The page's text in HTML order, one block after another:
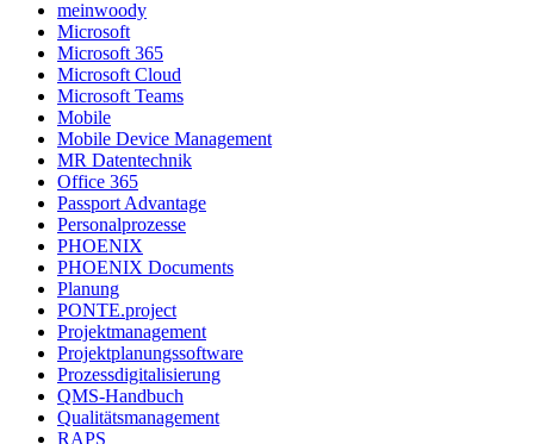
meinwoody
Microsoft
Microsoft 365
Microsoft Cloud
Microsoft Teams
Mobile
Mobile Device Management
MR Datentechnik
Office 365
Passport Advantage
Personalprozesse
PHOENIX
PHOENIX Documents
Planung
PONTE.project
Projektmanagement
Projektplanungssoftware
Prozessdigitalisierung
QMS-Handbuch
Qualitätsmanagement
RAPS